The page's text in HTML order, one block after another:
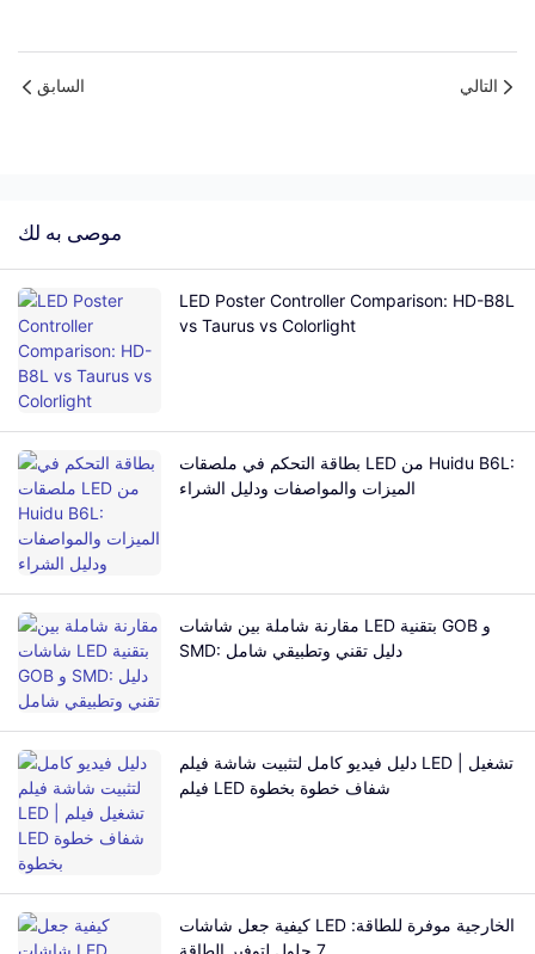
السابق التالي
موصى به لك
LED Poster Controller Comparison: HD-B8L
vs Taurus vs Colorlight
بطاقة التحكم في ملصقات LED من Huidu B6L:
الميزات والمواصفات ودليل الشراء
مقارنة شاملة بين شاشات LED بتقنية GOB و
SMD: دليل تقني وتطبيقي شامل
دليل فيديو كامل لتثبيت شاشة فيلم LED | تشغيل
فيلم LED شفاف خطوة بخطوة
كيفية جعل شاشات LED الخارجية موفرة للطاقة:
7 حلول لتوفير الطاقة